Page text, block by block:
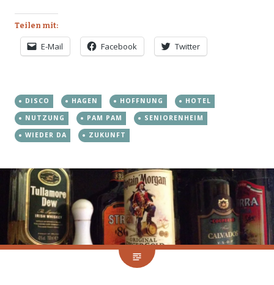
Teilen mit:
E-Mail Facebook Twitter
DISCO HAGEN HOFFNUNG
HOTEL
NUTZUNG
PAM PAM
SENIORENHEIM
WIEDER DA
ZUKUNFT